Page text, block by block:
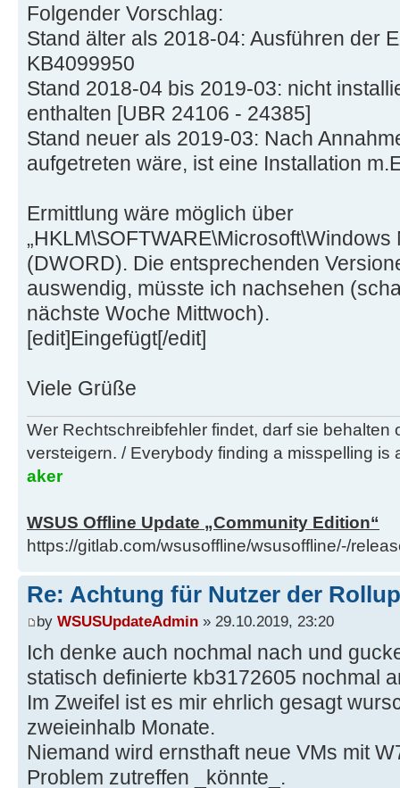
Folgender Vorschlag:
Stand älter als 2018-04: Ausführen der
KB4099950
Stand 2018-04 bis 2019-03: nicht
enthalten [UBR 24106 - 24385]
Stand neuer als 2019-03: Nach
aufgetreten wäre, ist eine Installation
Ermittlung wäre möglich über
(DWORD). Die entsprechenden
auswendig, müsste ich nachsehen
nächste Woche Mittwoch).
[edit]Eingefügt[/edit]
Viele Grüße
Wer Rechtschreibfehler findet, darf sie behalten
versteigern. / Everybody finding a misspelling is
aker
WSUS Offline Update „Community Edition“
https://gitlab.com/wsusoffline/wsusoffline/-/
Re: Achtung für Nutzer der
by WSUSUpdateAdmin » 29.10.2019, 23:20
Ich denke auch nochmal nach und
statisch definierte kb3172605 nochmal
Im Zweifel ist es mir ehrlich gesagt
zweieinhalb Monate.
Niemand wird ernsthaft neue VMs mit
Problem zutreffen _könnte_.